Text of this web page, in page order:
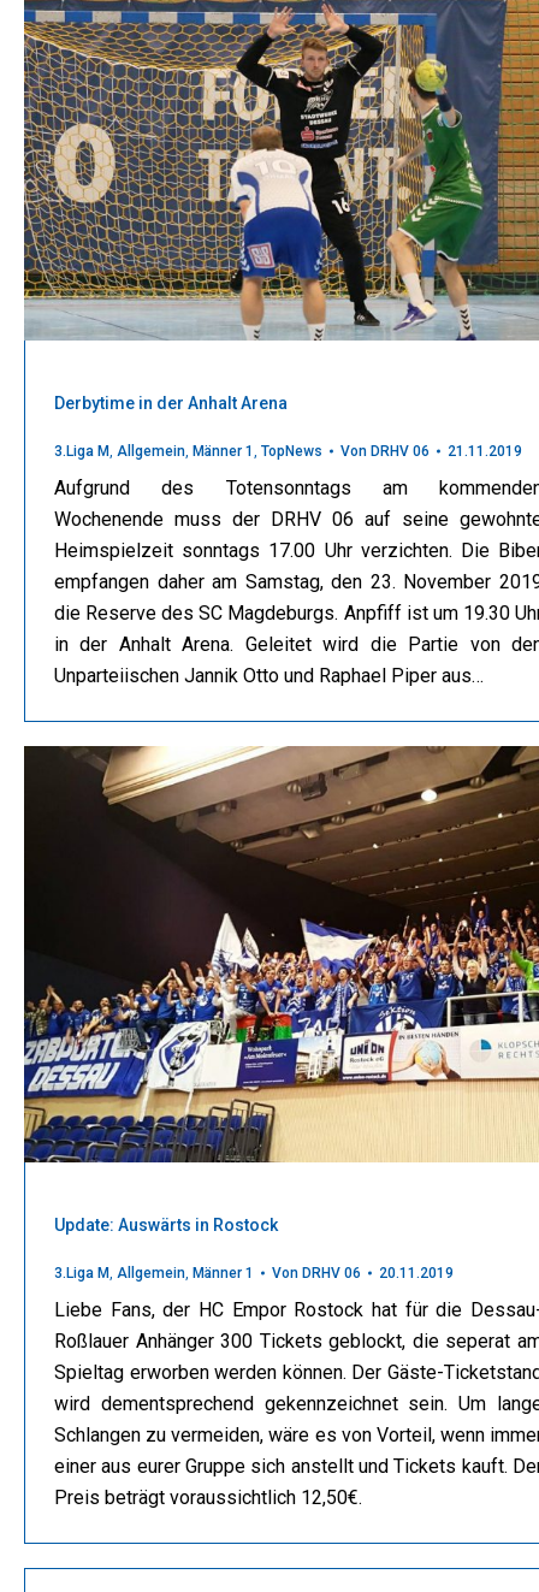
Derbytime in der Anhalt Arena
3.Liga M, Allgemein, Männer 1 , TopNews Von DRHV 06 21.11.2019
Aufgrund des Totensonntags am
Wochenende muss der DRHV 06 auf seine
Heimspielzeit sonntags 17.00 Uhr verzichten. Die
empfangen daher am Samstag, den 23. November
die Reserve des SC Magdeburgs. Anpfiff ist um 19.30
in der Anhalt Arena. Geleitet wird die Partie von
Unparteiischen Jannik Otto und Raphael Piper aus…
Update: Auswärts in Rostock
3.Liga M, Allgemein, Männer 1 Von DRHV 06 20.11.2019
Liebe Fans, der HC Empor Rostock hat für die
Roßlauer Anhänger 300 Tickets geblockt, die seperat
Spieltag erworben werden können. Der Gäste-
wird dementsprechend gekennzeichnet sein. Um
Schlangen zu vermeiden, wäre es von Vorteil, wenn
einer aus eurer Gruppe sich anstellt und Tickets kauft.
Preis beträgt voraussichtlich 12,50€.